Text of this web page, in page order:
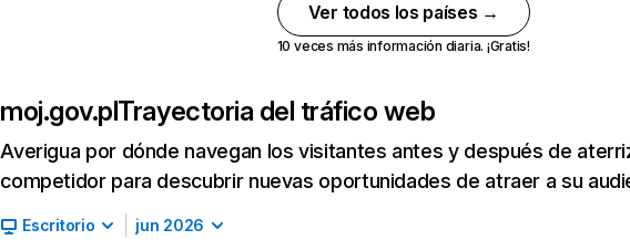
Ver todos los países →
10 veces más información diaria. ¡Gratis!
moj.gov.plTrayectoria del tráfico web
Averigua por dónde navegan los visitantes antes y después de
competidor para descubrir nuevas oportunidades de atraer a su
Escritorio jun 2026